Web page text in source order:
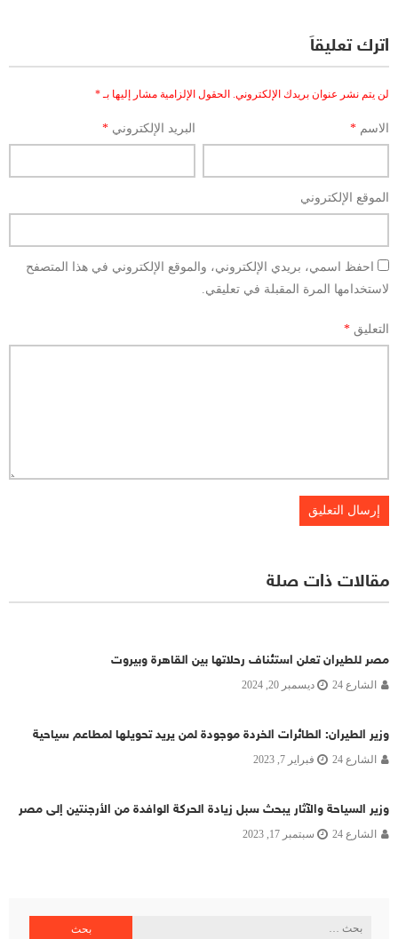
اترك تعليقاً
لن يتم نشر عنوان بريدك الإلكتروني. الحقول الإلزامية مشار إليها بـ*
الاسم * البريد الإلكتروني*
الموقع الإلكتروني
احفظ اسمي، بريدي الإلكتروني، والموقع الإلكتروني في هذا المتصفح
لاستخدامها المرة المقبلة في تعليقي.
التعليق *
مقالات ذات صلة
مصر للطيران تعلن استئناف رحلاتها بين القاهرة وبيروت
الشارع 24 ديسمبر 20, 2024
وزير الطيران: الطائرات الخردة موجودة لمن يريد تحويلها لمطاعم سياحية
الشارع 24 فبراير 7, 2023
وزير السياحة والآثار يبحث سبل زيادة الحركة الوافدة من الأرجنتين إلى مصر
الشارع 24 سبتمبر 17, 2023
البحث